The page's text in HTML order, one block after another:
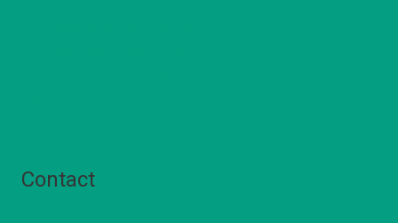
Contact